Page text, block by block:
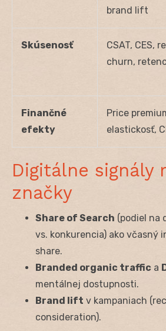
brand lift
Skúsenosť
CSAT, CES,
churn,
Finančné
efekty
Price
elastickosť,
Digitálne signály
značky
Share of Search (podiel na
vs. konkurencia) ako včasný
share.
Branded organic traffic a
mentálnej dostupnosti.
Brand lift v kampaniach
consideration).